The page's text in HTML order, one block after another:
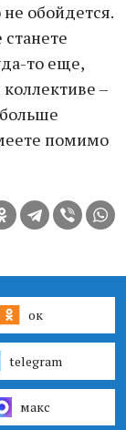
обойдется.
то еще,
–
помимо
ок
telegram
макс